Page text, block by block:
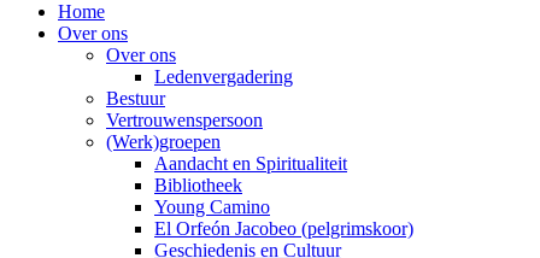
Home
Over ons
Over ons
Ledenvergadering
Bestuur
Vertrouwenspersoon
(Werk)groepen
Aandacht en Spiritualiteit
Bibliotheek
Young Camino
El Orfeón Jacobeo (pelgrimskoor)
Geschiedenis en Cultuur